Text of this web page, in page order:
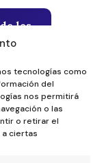
tecnologías como
del
nos permitirá
o las
o retirar el
ciertas
los